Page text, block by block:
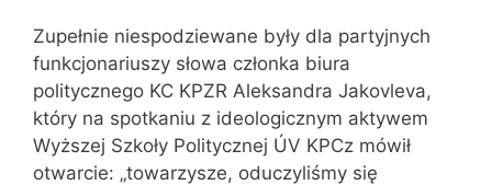
Zupełnie niespodziewane były dla partyjnych
funkcjonariuszy słowa członka biura
politycznego KC KPZR Aleksandra Jakovleva,
który na spotkaniu z ideologicznym aktywem
Wyższej Szkoły Politycznej ÚV KPCz mówił
otwarcie: „towarzysze, oduczyliśmy się